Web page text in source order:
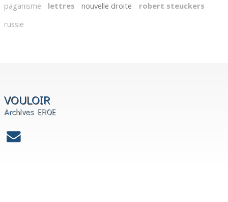
paganisme
lettres nouvelle droite
robert steuckers
russie
VOULOIR
Archives EROE